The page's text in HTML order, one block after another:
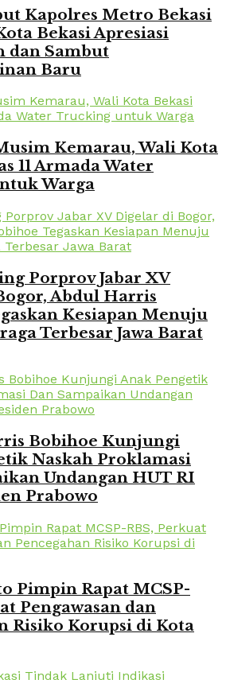
Kapolres Metro Bekasi
Bekasi Apresiasi
dan Sambut
Baru
Kemarau, Wali Kota
11 Armada Water
Warga
Porprov Jabar XV
Abdul Harris
Kesiapan Menuju
Terbesar Jawa Barat
Bobihoe Kunjungi
Naskah Proklamasi
Undangan HUT RI
Prabowo
Pimpin Rapat MCSP-
Pengawasan dan
Risiko Korupsi di Kota